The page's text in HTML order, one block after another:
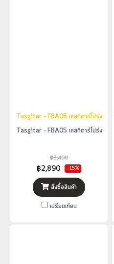
Tasgitar - FBA05 เคสกีตาร์โปร่ง
Tasgitar - FBA05 เคสกีตาร์โปร่ง
฿3,400
฿2,890 -15%
สั่งซื้อสินค้า
เปรียบเทียบ